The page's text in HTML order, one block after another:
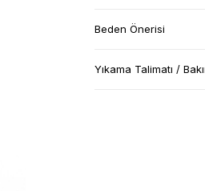
Beden Önerisi
Yıkama Talimatı /